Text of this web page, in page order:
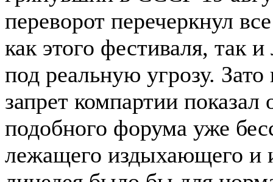
переворот перечеркнул
как этого фестиваля, так
под реальную угрозу.
запрет компартии показал
подобного форума уже
лежащего издыхающего и